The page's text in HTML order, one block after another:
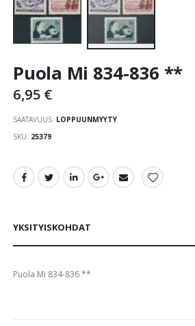
to
beginning
images
Puola Mi 834-836 **
6,95 €
SAATAVUUS: LOPPUUNMYYTY
SKU 25379
YKSITYISKOHDAT
Puola Mi 834-836 **